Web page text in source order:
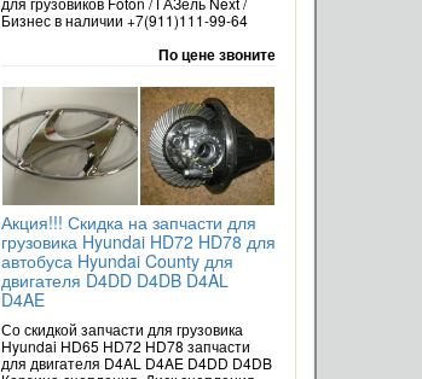
Бизнес в наличии +7(911)111-99-64
По цене звоните
Акция!!! Скидка на запчасти для
грузовика Hyundai HD72 HD78 для
автобуса Hyundai County для
двигателя D4DD D4DB D4AL
D4AE
Со скидкой запчасти для грузовика
Hyundai HD65 HD72 HD78 запчасти
для двигателя D4AL D4AE D4DD D4DB